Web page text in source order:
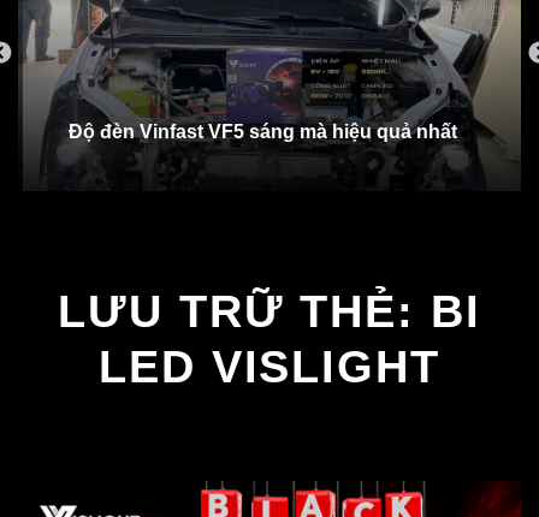
Độ đèn Vinfast VF5 sáng mà hiệu quả nhất
LƯU TRỮ THẺ: BI
LED VISLIGHT